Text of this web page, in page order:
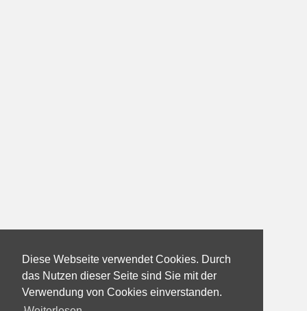
Diese Webseite verwendet Cookies. Durch
das Nutzen dieser Seite sind Sie mit der
Verwendung von Cookies einverstanden.